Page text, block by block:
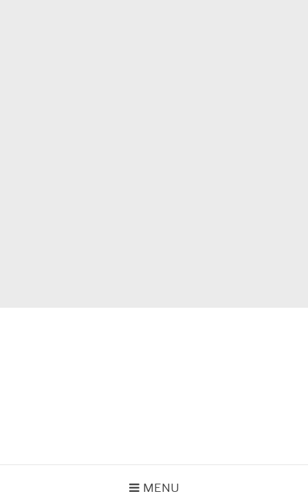
MENU